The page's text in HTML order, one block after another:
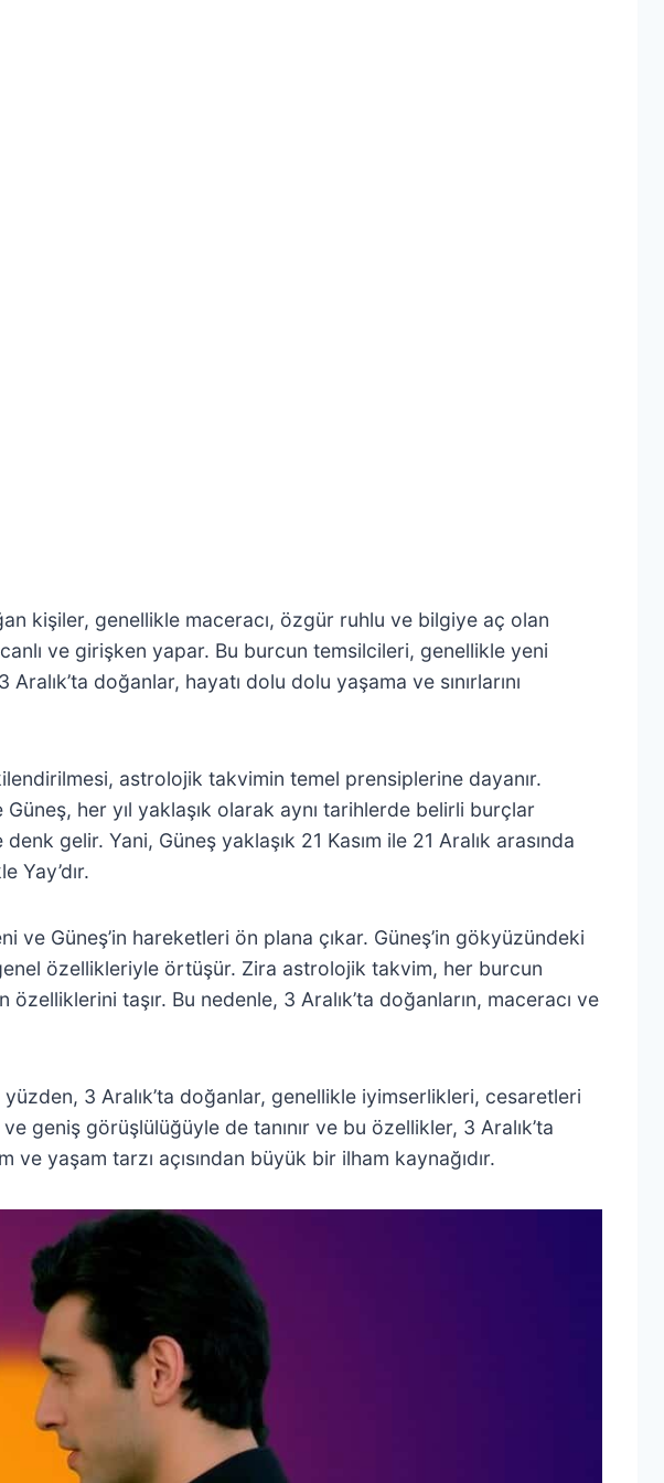
kişiler, genellikle maceracı, özgür ruhlu ve bilgiye aç olan
ve girişken yapar. Bu burcun temsilcileri, genellikle yeni
doğanlar, hayatı dolu dolu yaşama ve sınırlarını
astrolojik takvimin temel prensiplerine dayanır.
her yıl yaklaşık olarak aynı tarihlerde belirli burçlar
gelir. Yani, Güneş yaklaşık 21 Kasım ile 21 Aralık arasında
Yay’dır.
Güneş’in hareketleri ön plana çıkar. Güneş’in gökyüzündeki
özellikleriyle örtüşür. Zira astrolojik takvim, her burcun
taşır. Bu nedenle, 3 Aralık’ta doğanların, maceracı ve
3 Aralık’ta doğanlar, genellikle iyimserlikleri, cesaretleri
geniş görüşlülüğüyle de tanınır ve bu özellikler, 3 Aralık’ta
yaşam tarzı açısından büyük bir ilham kaynağıdır.